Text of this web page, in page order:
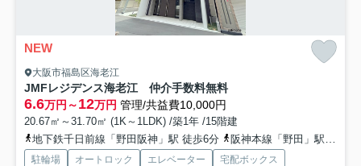
NEW
大阪市福島区海老江
JMFレジデンス海老江 仲介手数料無料
6.6万円～12万円 管理/共益費10,000円
20.67㎡～31.70㎡ (1K～1LDK) /築1年 /15階建
地下鉄千日前線「野田阪神」駅 徒歩6分
阪神本線「野田」駅 徒歩7分
駐輪場 オートロック エレベーター
宅配ボックス